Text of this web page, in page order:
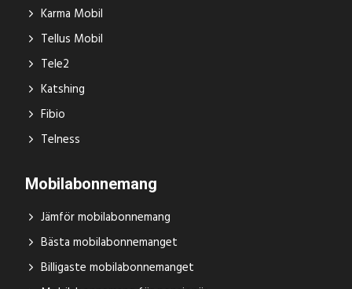
Karma Mobil
Tellus Mobil
Tele2
Katshing
Fibio
Telness
Mobilabonnemang
Jämför mobilabonnemang
Bästa mobilabonnemanget
Billigaste mobilabonnemanget